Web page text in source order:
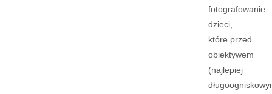
fotografowanie
dzieci,
które przed
obiektywem
(najlepiej